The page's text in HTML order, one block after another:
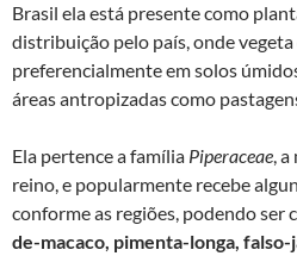
Brasil ela está presente como
distribuição pelo país, onde
preferencialmente em solos
áreas antropizadas como
Ela pertence a família Piperaceae,
reino, e popularmente recebe
conforme as regiões, podendo ser
de-macaco, pimenta-longa,